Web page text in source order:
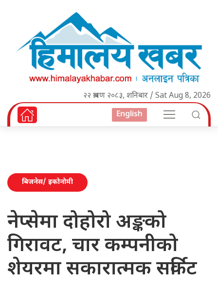
२२ श्रावण २०८३, शनिबार / Sat Aug 8, 2026
English
बिजनेस/ इकोनोमी
नेप्सेमा दोहोरो अङ्कको
गिरावट, चार कम्पनीको
शेयरमा सकारात्मक सर्किट